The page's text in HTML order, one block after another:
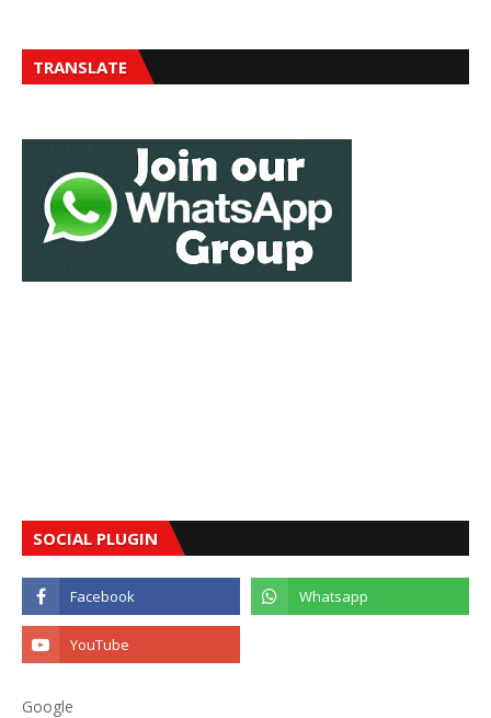
TRANSLATE
SOCIAL PLUGIN
Google